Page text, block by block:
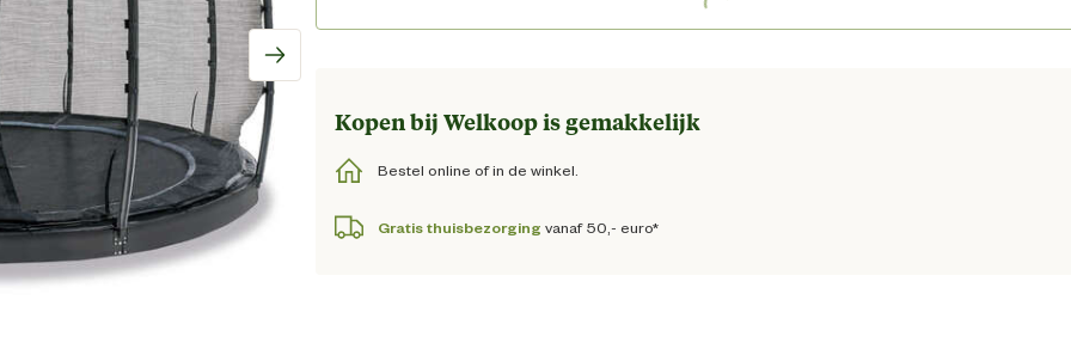
Loading...
Kopen bij Welkoop is gemakkelijk
Bestel online of in de winkel.
Gratis thuisbezorging vanaf 50,- euro*